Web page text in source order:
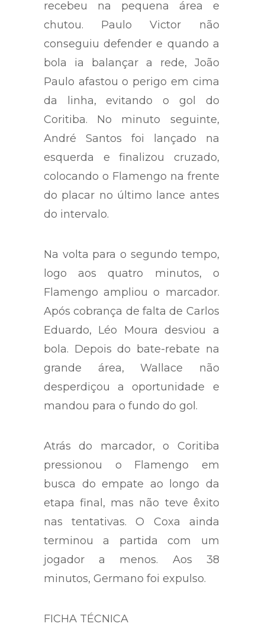
Aos 45 minutos, Robinho
recebeu na pequena área e
chutou. Paulo Victor não
conseguiu defender e quando a
bola ia balançar a rede, João
Paulo afastou o perigo em cima
da linha, evitando o gol do
Coritiba. No minuto seguinte,
André Santos foi lançado na
esquerda e finalizou cruzado,
colocando o Flamengo na frente
do placar no último lance antes
Na volta para o segundo tempo,
logo aos quatro minutos, o
Flamengo ampliou o marcador.
Após cobrança de falta de Carlos
Eduardo, Léo Moura desviou a
bola. Depois do bate-rebate na
grande área, Wallace não
desperdiçou a oportunidade e
Atrás do marcador, o Coritiba
pressionou o Flamengo em
busca do empate ao longo da
etapa final, mas não teve êxito
nas tentativas. O Coxa ainda
terminou a partida com um
jogador a menos. Aos 38